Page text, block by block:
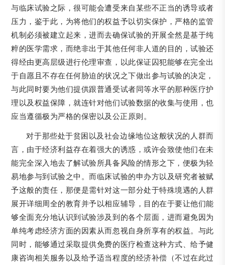
与临床试验之际，很可能会遭受来自某些不正当的诱导或者
压力，鉴于此，为将他们的权益予以切实保护，严格的监管
机制必须被建立起来，进而去确保试验的开展全然是基于纯
粹的医学需求，而绝非出于其他任何非人道的目的，试验还
得经由更高层级进行伦理审查，以此保证囚犯能够在完全出
于自愿且不存在任何胁迫的状况之下做出参与试验的决定，
与此同时要为他们提供跟普通受试者同等水平的那种医疗护
理以及权益保障，就连针对他们试验数据的收集与使用，也
应当遵循极为严格的保密以及公正原则。
对于那些处于贫困以及社会边缘地位这般状况的人群而
言，由于经济利益存在着强大的诱惑，或许会致使他们在未
能完全深入地去了解试验所具备风险的情形之下，便极为轻
易地参与到试验之中。而临床试验的申办方以及研究者被赋
予这般的责任，那便是需针对这一部分处于特殊境遇的人群
展开详细周全的教育并予以相应辅导，目的在于要让他们能
够全面充分地认识到试验涉及到的各个层面，进而避免因为
单纯考虑经济方面的因素从而忽视自身所享有的权益。与此
同时，能够通过采取提供免费的医疗检查这种方式、给予健
康咨询相关服务以及给予适当程度的经济补偿（不过在此过